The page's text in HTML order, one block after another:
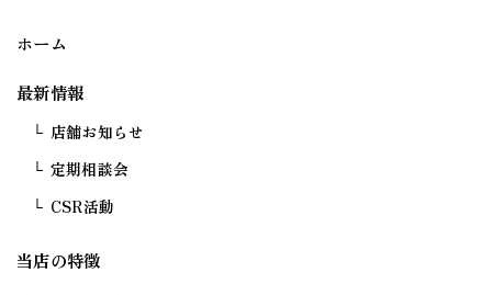
ホーム
最新情報
店舗お知らせ
定期相談会
CSR活動
当店の特徴